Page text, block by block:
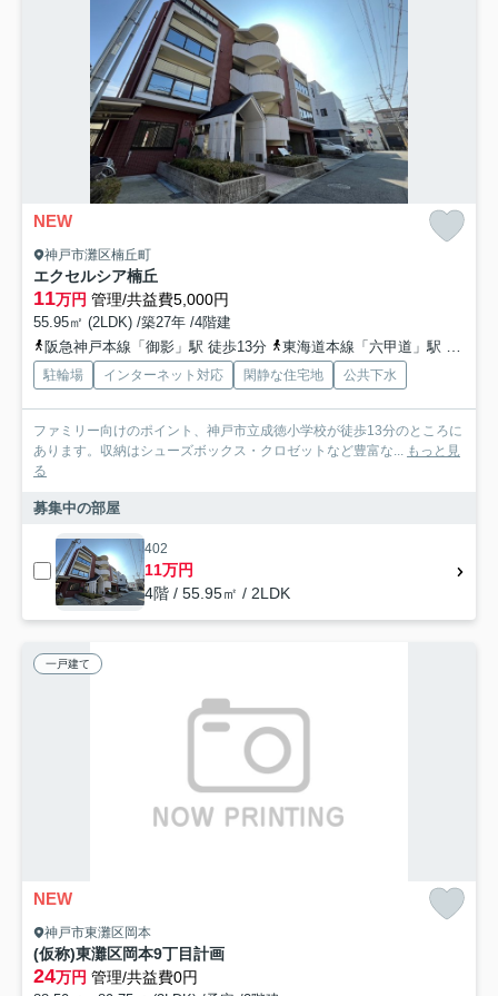
NEW
神戸市灘区楠丘町
エクセルシア楠丘
11万円 管理/共益費5,000円
55.95㎡ (2LDK) /築27年 /4階建
阪急神戸本線「御影」駅 徒歩13分
東海道本線「六甲道」駅 徒歩14分
駐輪場 インターネット対応 閑静な住宅地 公共下水
ファミリー向けのポイント、神戸市立成徳小学校が徒歩13分のところに
あります。収納はシューズボックス・クロゼットなど豊富な...
もっと見
る
募集中の部屋
402
11万円
4階 / 55.95㎡ / 2LDK
一戸建て
NEW
神戸市東灘区岡本
(仮称)東灘区岡本9丁目計画
24万円 管理/共益費0円